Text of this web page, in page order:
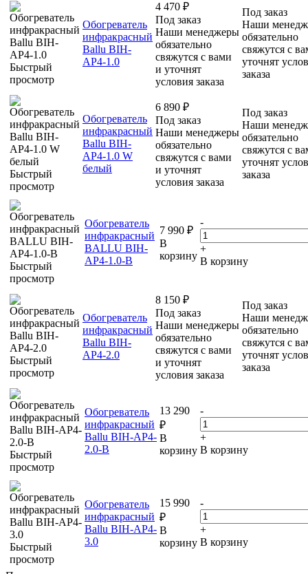
Быстрый
просмотр
Обогреватель
инфракрасный
Ballu BIH-
AP4-1.0
4 470 ₽
Под заказ
Наши менеджеры
обязательно
свяжутся с вами
и уточнят
условия заказа
Под заказ
Наши
обязательно
свяжутся с
уточнят
заказа
Быстрый
просмотр
Обогреватель
инфракрасный
Ballu BIH-
AP4-1.0 W
белый
6 890 ₽
Под заказ
Наши менеджеры
обязательно
свяжутся с вами
и уточнят
условия заказа
Под заказ
Наши
обязательно
свяжутся с
уточнят
заказа
Быстрый
просмотр
Обогреватель
инфракрасный
BALLU BIH-
AP4-1.0-B
7 990 ₽
В
корзину
-
+
В корзину
Быстрый
просмотр
Обогреватель
инфракрасный
Ballu BIH-
AP4-2.0
8 150 ₽
Под заказ
Наши менеджеры
обязательно
свяжутся с вами
и уточнят
условия заказа
Под заказ
Наши
обязательно
свяжутся с
уточнят
заказа
Быстрый
просмотр
Обогреватель
инфракрасный
Ballu BIH-AP4-
2.0-B
13 290
₽
В
корзину
-
+
В корзину
Быстрый
просмотр
Обогреватель
инфракрасный
Ballu BIH-AP4-
3.0
15 990
₽
В
корзину
-
+
В корзину